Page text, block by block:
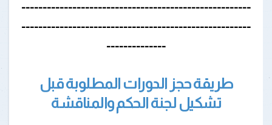
------------------------------------------------------
------------------------------------------------------
--------------
طريقة حجز الدورات المطلوبة قبل
تشكيل لجنة الحكم والمناقشة